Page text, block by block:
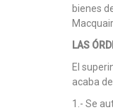
bienes
LAS
El
acaba
1.- Se